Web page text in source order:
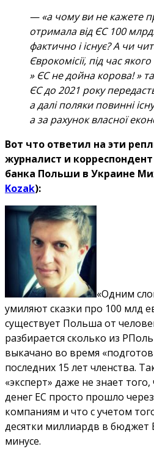
— «а чому ви не кажете
отримала від ЄС 100
фактично і існує? А чи
Єврокомісії, під час
» ЄС не дойна корова! »
ЄС до 2021 року
а далі поляки повинні
а за рахунок власної
Вот что ответил на эти
журналист и
банка Польши в Украине
Kozak):
«Одним
умиляют сказки про 100 млд
существует Польша от
разбирается сколько из
выкачано во время
последних 15 лет членства.
«эксперт» даже не знает
денег ЕС просто прошло
компаниям и что с учетом
десятки миллиардв в бюджет
минусе.